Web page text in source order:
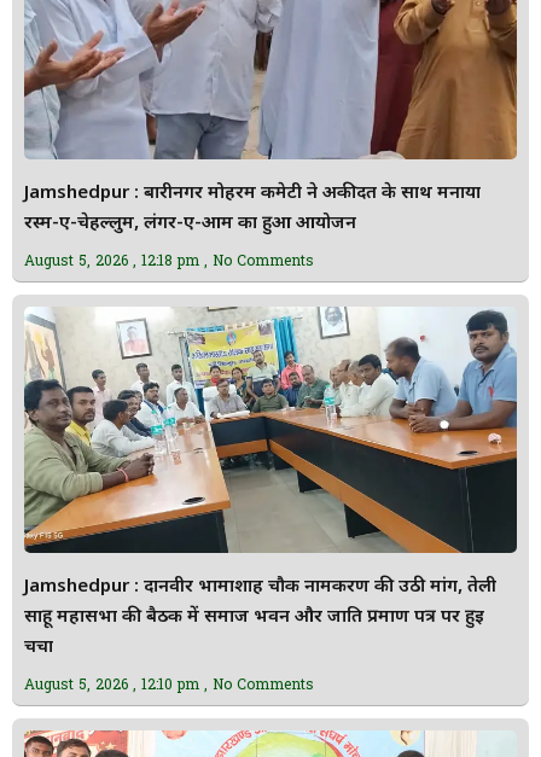
Jamshedpur : बारीनगर मोहर्रम कमेटी ने अकीदत के साथ मनाया
रस्म-ए-चेहल्लुम, लंगर-ए-आम का हुआ आयोजन
August 5, 2026 12:18 pm No Comments
Jamshedpur : दानवीर भामाशाह चौक नामकरण की उठी मांग, तेली
साहू महासभा की बैठक में समाज भवन और जाति प्रमाण पत्र पर हुई
चर्चा
August 5, 2026 12:10 pm No Comments